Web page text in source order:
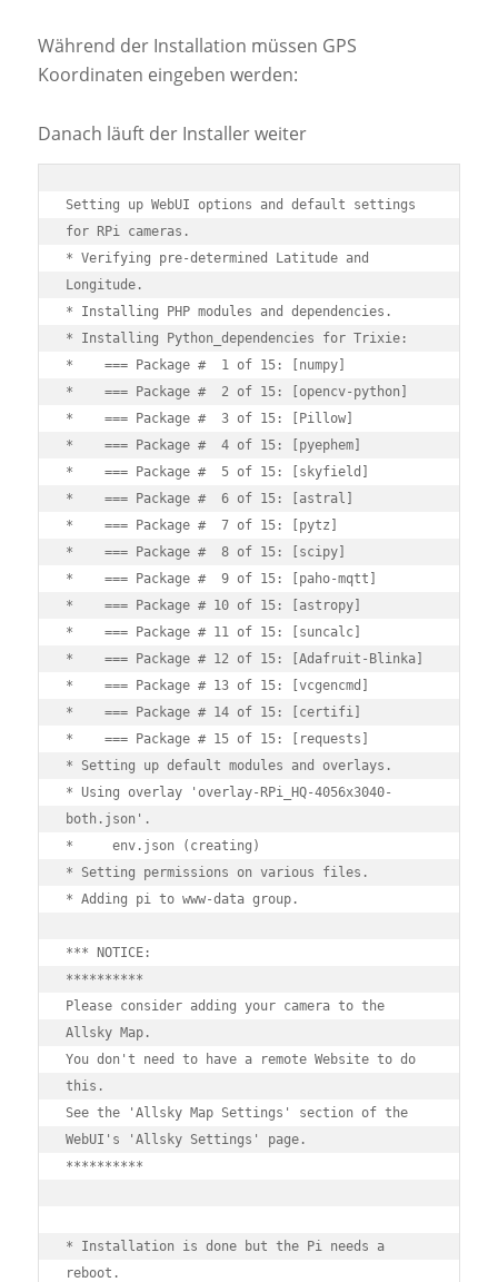
Während der Installation müssen GPS
Koordinaten eingeben werden:
Danach läuft der Installer weiter
Setting up WebUI options and default settings
for RPi cameras.
* Verifying pre-determined Latitude and
Longitude.
* Installing PHP modules and dependencies.
* Installing Python_dependencies for Trixie:
*    === Package #  1 of 15: [numpy]
*    === Package #  2 of 15: [opencv-python]
*    === Package #  3 of 15: [Pillow]
*    === Package #  4 of 15: [pyephem]
*    === Package #  5 of 15: [skyfield]
*    === Package #  6 of 15: [astral]
*    === Package #  7 of 15: [pytz]
*    === Package #  8 of 15: [scipy]
*    === Package #  9 of 15: [paho-mqtt]
*    === Package # 10 of 15: [astropy]
*    === Package # 11 of 15: [suncalc]
*    === Package # 12 of 15: [Adafruit-Blinka]
*    === Package # 13 of 15: [vcgencmd]
*    === Package # 14 of 15: [certifi]
*    === Package # 15 of 15: [requests]
* Setting up default modules and overlays.
* Using overlay 'overlay-RPi_HQ-4056x3040-
both.json'.
*     env.json (creating)
* Setting permissions on various files.
* Adding pi to www-data group.
*** NOTICE:
**********
Please consider adding your camera to the
Allsky Map.
You don't need to have a remote Website to do
this.
See the 'Allsky Map Settings' section of the
WebUI's 'Allsky Settings' page.
**********
* Installation is done but the Pi needs a
reboot.